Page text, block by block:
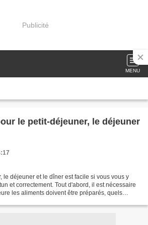
Publicité
MENU
le petit-déjeuner, le déjeuner
le déjeuner et le dîner est facile si vous vous y
et correctement. Tout d'abord, il est nécessaire
les aliments doivent être préparés, quels